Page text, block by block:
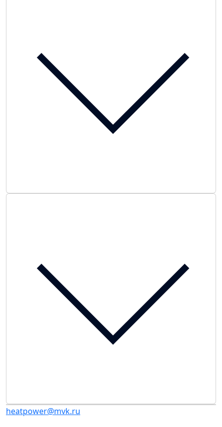
heatpower@mvk.ru